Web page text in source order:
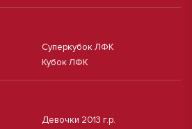
Суперкубок ЛФК
Кубок ЛФК
Девочки 2013 г.р.